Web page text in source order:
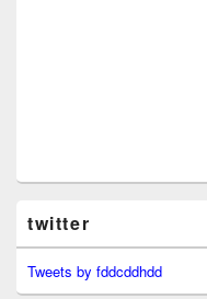
twitter
Tweets by fddcddhdd